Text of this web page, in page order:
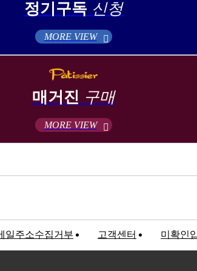
정기구독 신청
MORE VIEW
매거진 구매
MORE VIEW
일주소수집거부 고객센터 미확인